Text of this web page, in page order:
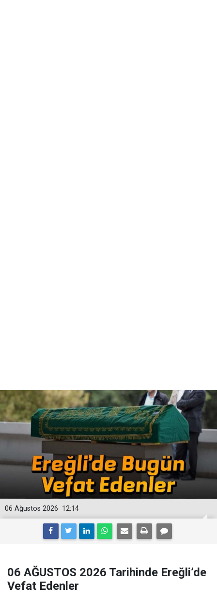
12:14
06 Ağustos 2026
06 AĞUSTOS 2026 Tarihinde Ereğli’de
Vefat Edenler